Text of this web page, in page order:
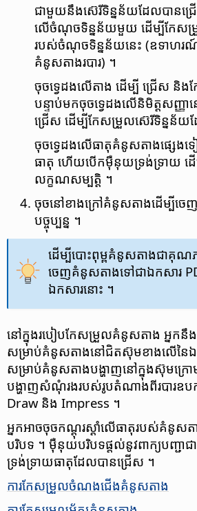
ជាមួយ​នឹង​ស៊េរី​ទិន្នន័យ​ដែលបាន​ជ្រ
លើ​ចំណុច​ទិន្នន័យ​មួយ​ ដើម្បី​កែស
របស់​ចំណុច​ទិន្នន័យ​នេះ (ឧទាហរណ៍
គំនូស​តាង​របារ) ។
ចុច​ទ្វេដង​លើ​តាង ដើម្បី ជ្រើស​ និ
បន្ទាប់​​មក​ចុច​ទ្វេដង​លើនិមិត្តសញ្ញា​
ជ្រើស ដើម្បី​កែសម្រួល​ស៊េរី​ទិន្នន័យ​
ចុច​ទ្វេដង​លើ​ធាតុ​គំនូសតាង​ផ្សេ
ធាតុ ហើយ​បើក​ម៉ឺនុយ​ទ្រង់ទ្រាយ ដ
លក្ខណសម្បត្តិ ។
ចុច​នៅ​ខាងក្រៅ​គំនូសតាង​ដើម្បី​ច
បច្ចុប្បន្ន ។
ដើម្បី​បោះពុម្ព​គំនូសតាង​​ជា​គុណភ
ចេញ​គំនូសតាង​ទៅ​ជា​ឯកសារ
ឯកសារ​នោះ ។
នៅ​ក្នុង​របៀប​កែសម្រួល​គំនូសតាង អ្នក
សម្រាប់​គំនូស​តាង​នៅ​ជិត​ស៊ុម​ខាង​លើ​នៃ​ឯក
សម្រាប់​គំនូស​តាង​បង្ហាញ​នៅ​ក្នុង​ស៊ុម​ក្រោ
បង្ហាញ​សំណុំរង​របស់​រូបតំណាង​ពី​របារ​ឧ
Draw និង Impress ។
អ្នក​អាច​ចុច​កណ្ដុរ​ស្ដាំ​លើ​ធាតុ​របស់​គំនូស​
បរិបទ ។ ម៉ឺនុយ​បរិបទ​ផ្ដល់​នូវ​ពាក្យ​បញ្ជា​ជា​ច្
ទ្រង់ទ្រាយ​ធាតុ​ដែលបានជ្រើស ។
​ការ​កែសម្រួល​ចំណង​ជើង​គំនូសតាង​